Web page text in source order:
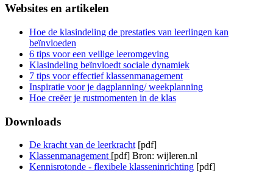
Websites en artikelen
Hoe de klasindeling de prestaties van leerlingen kan
beïnvloeden
6 tips voor een veilige leeromgeving
Klasindeling beïnvloedt sociale dynamiek
7 tips voor effectief klassenmanagement
Inspiratie voor je dagplanning/ weekplanning
Hoe creëer je rustmomenten in de klas
Downloads
De kracht van de leerkracht [pdf]
Klassenmanagement [pdf] Bron: wijleren.nl
Kennisrotonde - flexibele klasseninrichting [pdf]